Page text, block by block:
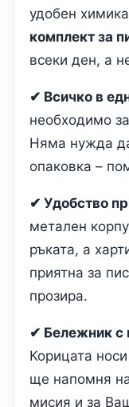
удобен
комплект за
всеки ден, а
✔ Всичко в
необходимо
Няма нужда
опаковка –
✔ Удобство
метален
ръката, а
приятна за
прозира.
✔ Бележник с
Корицата
ще напомня
мисия и за